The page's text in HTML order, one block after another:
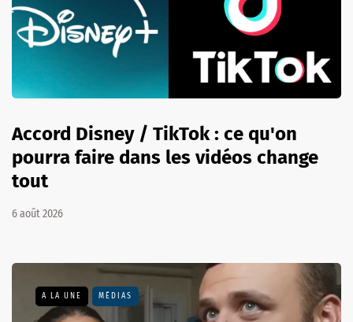
Accord Disney / TikTok : ce qu'on
pourra faire dans les vidéos change
tout
6 août 2026
A LA UNE MÉDIAS